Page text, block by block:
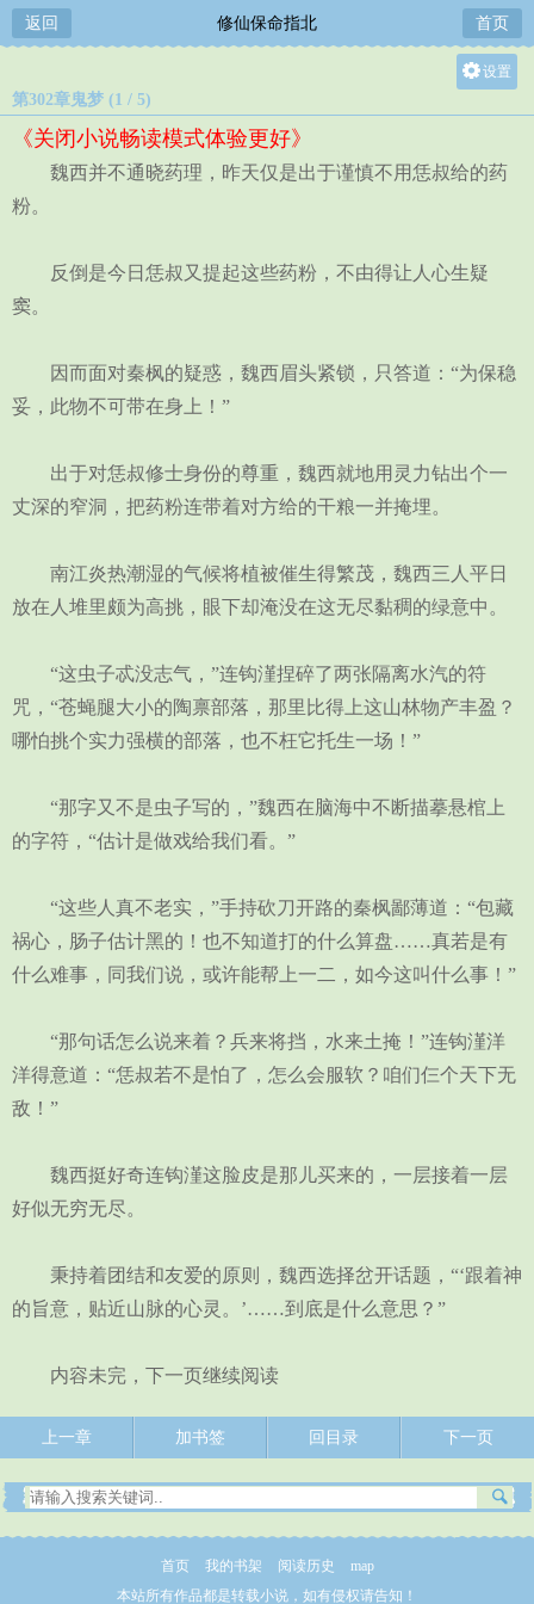
返回 修仙保命指北 首页
设置
中
第302章鬼梦 (1 / 5)
《关闭小说畅读模式体验更好》
魏西并不通晓药理，昨天仅是出于谨慎不用恁叔给的药
粉。
反倒是今日恁叔又提起这些药粉，不由得让人心生疑
窦。
因而面对秦枫的疑惑，魏西眉头紧锁，只答道：“为保稳
妥，此物不可带在身上！”
出于对恁叔修士身份的尊重，魏西就地用灵力钻出个一
丈深的窄洞，把药粉连带着对方给的干粮一并掩埋。
南江炎热潮湿的气候将植被催生得繁茂，魏西三人平日
放在人堆里颇为高挑，眼下却淹没在这无尽黏稠的绿意中。
“这虫子忒没志气，”连钩漌捏碎了两张隔离水汽的符
咒，“苍蝇腿大小的陶禀部落，那里比得上这山林物产丰盈？
哪怕挑个实力强横的部落，也不枉它托生一场！”
“那字又不是虫子写的，”魏西在脑海中不断描摹悬棺上
的字符，“估计是做戏给我们看。”
“这些人真不老实，”手持砍刀开路的秦枫鄙薄道：“包藏
祸心，肠子估计黑的！也不知道打的什么算盘……真若是有
什么难事，同我们说，或许能帮上一二，如今这叫什么事！”
“那句话怎么说来着？兵来将挡，水来土掩！”连钩漌洋
洋得意道：“恁叔若不是怕了，怎么会服软？咱们仨个天下无
敌！”
魏西挺好奇连钩漌这脸皮是那儿买来的，一层接着一层
好似无穷无尽。
秉持着团结和友爱的原则，魏西选择岔开话题，“‘跟着神
的旨意，贴近山脉的心灵。’……到底是什么意思？”
内容未完，下一页继续阅读
上一章 加书签 回目录 下一页
首页 我的书架 阅读历史
map
本站所有作品都是转载小说，如有侵权请告知！